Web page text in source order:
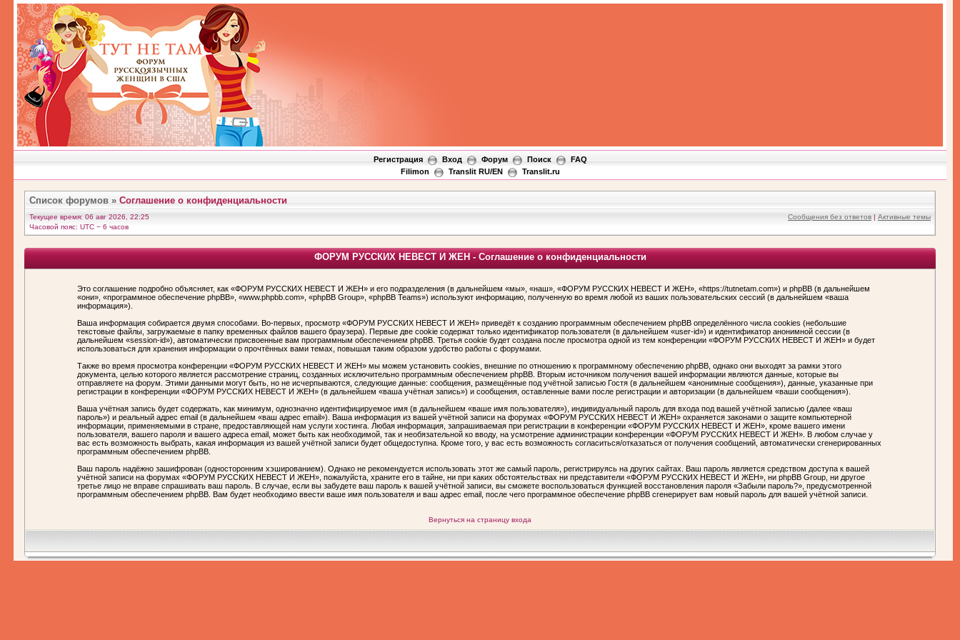
Регистрация Вход Форум Поиск
FAQ
Filimon
Translit RU/EN Translit.ru
Список форумов » Соглашение о конфиденциальности
Текущее время: 06 авг 2026, 22:25
Часовой пояс: UTC − 6 часов
Сообщения без ответов | Активные темы
ФОРУМ РУССКИХ НЕВЕСТ И ЖЕН - Соглашение о конфиденциальности
Это соглашение подробно объясняет, как «ФОРУМ РУССКИХ НЕВЕСТ И ЖЕН» и его подразделения (в дальнейшем «мы», «наш», «ФОРУМ РУССКИХ НЕВЕСТ И ЖЕН», «https://tutnetam.com») и phpBB (в дальнейшем
«они», «программное обеспечение phpBB», «www.phpbb.com», «phpBB Group», «phpBB Teams») используют информацию, полученную во время любой из ваших пользовательских сессий (в дальнейшем «ваша
информация»).
Ваша информация собирается двумя способами. Во-первых, просмотр «ФОРУМ РУССКИХ НЕВЕСТ И ЖЕН» приведёт к созданию программным обеспечением phpBB определённого числа cookies (небольшие
текстовые файлы, загружаемые в папку временных файлов вашего браузера). Первые две cookie содержат только идентификатор пользователя (в дальнейшем «user-id») и идентификатор анонимной сессии (в
дальнейшем «session-id»), автоматически присвоенные вам программным обеспечением phpBB. Третья cookie будет создана после просмотра одной из тем конференции «ФОРУМ РУССКИХ НЕВЕСТ И ЖЕН» и будет
использоваться для хранения информации о прочтённых вами темах, повышая таким образом удобство работы с форумами.
Также во время просмотра конференции «ФОРУМ РУССКИХ НЕВЕСТ И ЖЕН» мы можем установить cookies, внешние по отношению к программному обеспечению phpBB, однако они выходят за рамки этого
документа, целью которого является рассмотрение страниц, созданных исключительно программным обеспечением phpBB. Вторым источником получения вашей информации являются данные, которые вы
отправляете на форум. Этими данными могут быть, но не исчерпываются, следующие данные: сообщения, размещённые под учётной записью Гостя (в дальнейшем «анонимные сообщения»), данные, указанные при
регистрации в конференции «ФОРУМ РУССКИХ НЕВЕСТ И ЖЕН» (в дальнейшем «ваша учётная запись») и сообщения, оставленные вами после регистрации и авторизации (в дальнейшем «ваши сообщения»).
Ваша учётная запись будет содержать, как минимум, однозначно идентифицируемое имя (в дальнейшем «ваше имя пользователя»), индивидуальный пароль для входа под вашей учётной записью (далее «ваш
пароль») и реальный адрес email (в дальнейшем «ваш адрес email»). Ваша информация из вашей учётной записи на форумах «ФОРУМ РУССКИХ НЕВЕСТ И ЖЕН» охраняется законами о защите компьютерной
информации, применяемыми в стране, предоставляющей нам услуги хостинга. Любая информация, запрашиваемая при регистрации в конференции «ФОРУМ РУССКИХ НЕВЕСТ И ЖЕН», кроме вашего имени
пользователя, вашего пароля и вашего адреса email, может быть как необходимой, так и необязательной ко вводу, на усмотрение администрации конференции «ФОРУМ РУССКИХ НЕВЕСТ И ЖЕН». В любом случае у
вас есть возможность выбрать, какая информация из вашей учётной записи будет общедоступна. Кроме того, у вас есть возможность согласиться/отказаться от получения сообщений, автоматически сгенерированных
программным обеспечением phpBB.
Ваш пароль надёжно зашифрован (односторонним хэшированием). Однако не рекомендуется использовать этот же самый пароль, регистрируясь на других сайтах. Ваш пароль является средством доступа к вашей
учётной записи на форумах «ФОРУМ РУССКИХ НЕВЕСТ И ЖЕН», пожалуйста, храните его в тайне, ни при каких обстоятельствах ни представители «ФОРУМ РУССКИХ НЕВЕСТ И ЖЕН», ни phpBB Group, ни другое
третье лицо не вправе спрашивать ваш пароль. В случае, если вы забудете ваш пароль к вашей учётной записи, вы сможете воспользоваться функцией восстановления пароля «Забыли пароль?», предусмотренной
программным обеспечением phpBB. Вам будет необходимо ввести ваше имя пользователя и ваш адрес email, после чего программное обеспечение phpBB сгенерирует вам новый пароль для вашей учётной записи.
Вернуться на страницу входа